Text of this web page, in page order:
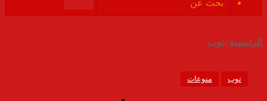
الموقع
الرئيسية /توب
توب منوعات